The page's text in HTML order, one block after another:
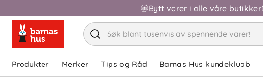
Bytt varer i alle våre butikker
Produkter Merker Tips og Råd Barnas Hus kundeklubb